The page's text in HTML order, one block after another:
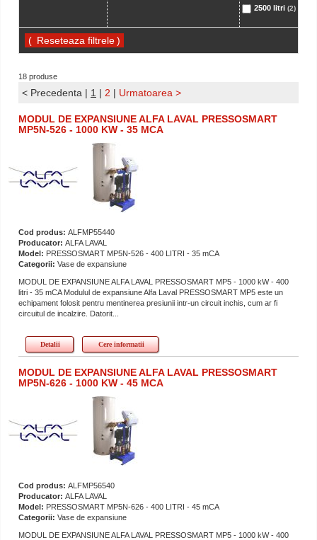
2500 litri (2)
( )
18 produse
< Precedenta | 1 | 2 | Urmatoarea >
MODUL DE EXPANSIUNE ALFA LAVAL PRESSOSMART
MP5N-526 - 1000 KW - 35 MCA
Cod produs: ALFMP55440
Producator: ALFA LAVAL
Model: PRESSOSMART MP5N-526 - 400 LITRI - 35 mCA
Categorii: Vase de expansiune
MODUL DE EXPANSIUNE ALFA LAVAL PRESSOSMART MP5 - 1000 kW - 400
litri - 35 mCA Modulul de expansiune Alfa Laval PRESSOSMART MP5 este un
echipament folosit pentru mentinerea presiunii intr-un circuit inchis, cum ar fi
circuitul de incalzire. Datorit...
Detalii Cere informatii
MODUL DE EXPANSIUNE ALFA LAVAL PRESSOSMART
MP5N-626 - 1000 KW - 45 MCA
Cod produs: ALFMP56540
Producator: ALFA LAVAL
Model: PRESSOSMART MP5N-626 - 400 LITRI - 45 mCA
Categorii: Vase de expansiune
MODUL DE EXPANSIUNE ALFA LAVAL PRESSOSMART MP5 - 1000 kW - 400